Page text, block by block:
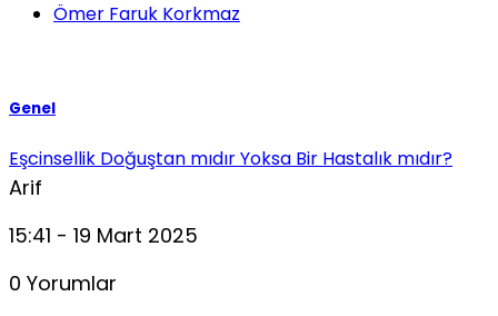
Ömer Faruk Korkmaz
Genel
Eşcinsellik Doğuştan mıdır Yoksa Bir Hastalık mıdır?
Arif
15:41 - 19 Mart 2025
0 Yorumlar